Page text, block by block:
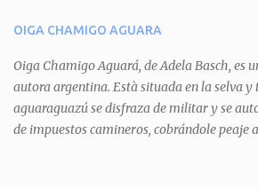
t
a
r
i
o
OIGA CHAMIGO AGUARA
Oiga Chamigo Aguará, de Adela Basch, es
autora argentina. Està situada en la selva
aguaraguazú se disfraza de militar y se
de impuestos camineros, cobrándole peaje